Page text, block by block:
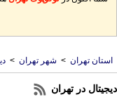
تهران > شهر تهران >
در تهران